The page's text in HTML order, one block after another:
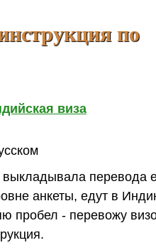
по
виза
выкладывала перевода
анкеты, едут в
пробел - перевожу